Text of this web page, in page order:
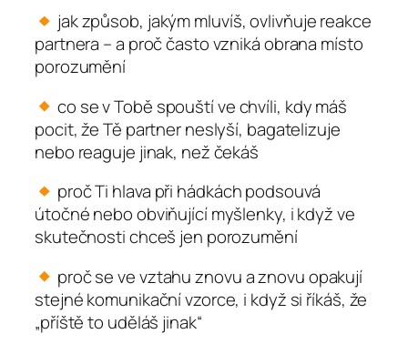
jak způsob, jakým mluvíš, ovlivňuje reakce
partnera – a proč často vzniká obrana místo
porozumění
co se v Tobě spouští ve chvíli, kdy máš
pocit, že Tě partner neslyší, bagatelizuje
nebo reaguje jinak, než čekáš
proč Ti hlava při hádkách podsouvá
útočné nebo obviňující myšlenky, i když ve
skutečnosti chceš jen porozumění
proč se ve vztahu znovu a znovu opakují
stejné komunikační vzorce, i když si říkáš, že
„příště to uděláš jinak“